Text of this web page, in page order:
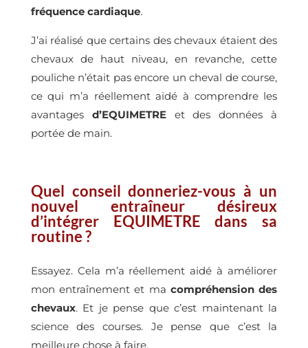
fréquence cardiaque.
J’ai réalisé que certains des chevaux étaient des
chevaux de haut niveau, en revanche, cette
pouliche n’était pas encore un cheval de course,
ce qui m’a réellement aidé à comprendre les
avantages d’EQUIMETREet des données à
portée de main.
Quel conseil donneriez-vous à un
nouvel entraîneur désireux
d’intégrer EQUIMETRE dans sa
routine ?
Essayez. Cela m’a réellement aidé à améliorer
mon entraînement et ma compréhension des
chevaux. Et je pense que c’est maintenant la
science des courses. Je pense que c’est la
meilleure chose à faire.